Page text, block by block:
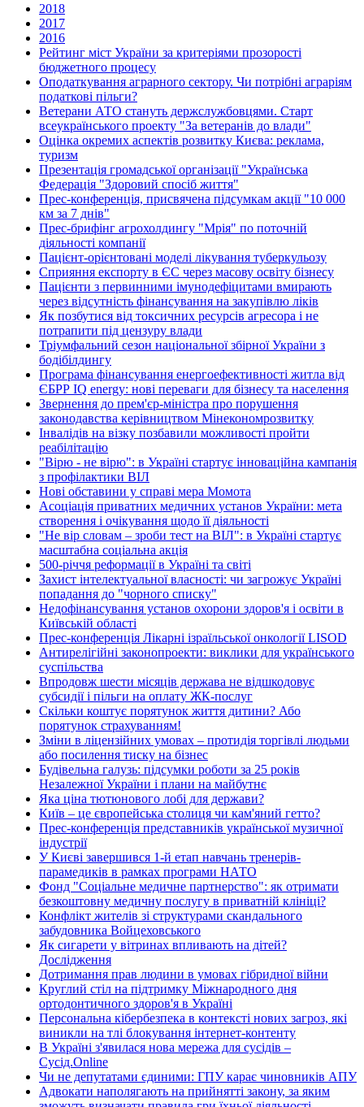
2018
2017
2016
Рейтинг міст України за критеріями прозорості
бюджетного процесу
Оподаткування аграрного сектору. Чи потрібні аграріям
податкові пільги?
Ветерани АТО стануть держслужбовцями. Старт
всеукраїнського проекту "За ветеранів до влади"
Оцінка окремих аспектів розвитку Києва: реклама,
туризм
Презентація громадської організації "Українська
Федерація "Здоровий спосіб життя"
Прес-конференція, присвячена підсумкам акції "10 000
км за 7 днів"
Прес-брифінг агрохолдингу "Мрія" по поточній
діяльності компанії
Пацієнт-орієнтовані моделі лікування туберкульозу
Сприяння експорту в ЄС через масову освіту бізнесу
Пацієнти з первинними імунодефіцитами вмирають
через відсутність фінансування на закупівлю ліків
Як позбутися від токсичних ресурсів агресора і не
потрапити під цензуру влади
Тріумфальний сезон національної збірної України з
бодібілдингу
Програма фінансування енергоефективності житла від
ЄБРР IQ energy: нові переваги для бізнесу та населення
Звернення до прем'єр-міністра про порушення
законодавства керівництвом Мінекономрозвитку
Інвалідів на візку позбавили можливості пройти
реабілітацію
"Вірю - не вірю": в Україні стартує інноваційна кампанія
з профілактики ВІЛ
Нові обставини у справі мера Момота
Асоціація приватних медичних установ України: мета
створення і очікування щодо її діяльності
"Не вір словам – зроби тест на ВІЛ": в Україні стартує
масштабна соціальна акція
500-річчя реформації в Україні та світі
Захист інтелектуальної власності: чи загрожує Україні
попадання до "чорного списку"
Недофінансування установ охорони здоров'я і освіти в
Київській області
Прес-конференція Лікарні ізраїльської онкології LISOD
Антирелігійні законопроекти: виклики для українського
суспільства
Впродовж шести місяців держава не відшкодовує
субсидії і пільги на оплату ЖК-послуг
Скільки коштує порятунок життя дитини? Або
порятунок страхуванням!
Зміни в ліцензійних умовах – протидія торгівлі людьми
або посилення тиску на бізнес
Будівельна галузь: підсумки роботи за 25 років
Незалежної України і плани на майбутнє
Яка ціна тютюнового лобі для держави?
Київ – це європейська столиця чи кам'яний гетто?
Прес-конференція представників української музичної
індустрії
У Києві завершився 1-й етап навчань тренерів-
парамедиків в рамках програми НАТО
Фонд "Соціальне медичне партнерство": як отримати
безкоштовну медичну послугу в приватній клініці?
Конфлікт жителів зі структурами скандального
забудовника Войцеховського
Як сигарети у вітринах впливають на дітей?
Дослідження
Дотримання прав людини в умовах гібридної війни
Круглий стіл на підтримку Міжнародного дня
ортодонтичного здоров'я в Україні
Персональна кібербезпека в контексті нових загроз, які
виникли на тлі блокування інтернет-контенту
В Україні з'явилася нова мережа для сусідів –
Сусід.Online
Чи не депутатами єдиними: ГПУ карає чиновників АПУ
Адвокати наполягають на прийнятті закону, за яким